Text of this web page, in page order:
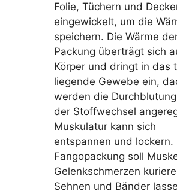
Folie, Tüchern und
eingewickelt, um die
speichern. Die Wärme
Packung überträgt sich
Körper und dringt in das
liegende Gewebe ein,
werden die
der Stoffwechsel
Muskulatur kann sich
entspannen und lockern.
Fangopackung soll
Gelenkschmerzen
Sehnen und Bänder